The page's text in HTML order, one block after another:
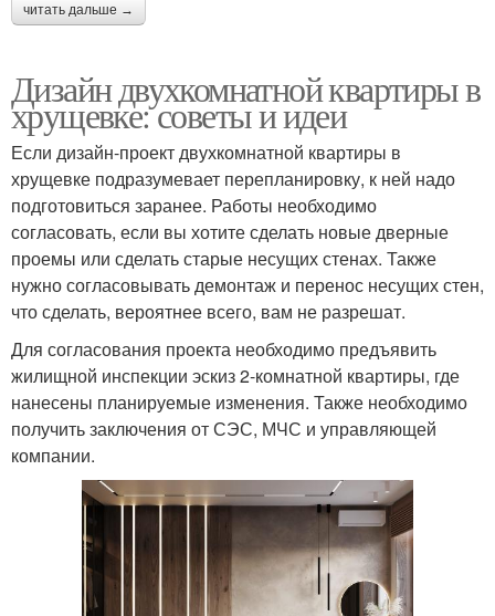
читать дальше →
Дизайн двухкомнатной квартиры в
хрущевке: советы и идеи
Если дизайн-проект двухкомнатной квартиры в
хрущевке подразумевает перепланировку, к ней надо
подготовиться заранее. Работы необходимо
согласовать, если вы хотите сделать новые дверные
проемы или сделать старые несущих стенах. Также
нужно согласовывать демонтаж и перенос несущих стен,
что сделать, вероятнее всего, вам не разрешат.
Для согласования проекта необходимо предъявить
жилищной инспекции эскиз 2-комнатной квартиры, где
нанесены планируемые изменения. Также необходимо
получить заключения от СЭС, МЧС и управляющей
компании.